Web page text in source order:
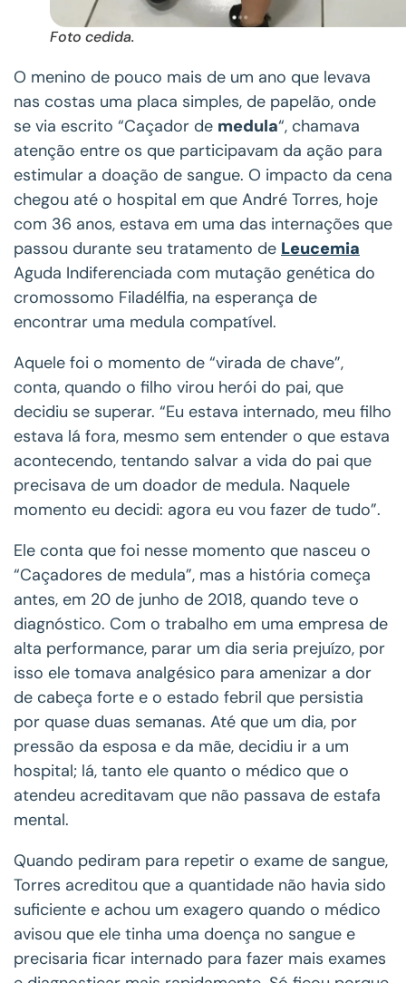
Foto cedida.
O menino de pouco mais de um ano que levava
nas costas uma placa simples, de papelão, onde
se via escrito “Caçador de medula“, chamava
atenção entre os que participavam da ação para
estimular a doação de sangue. O impacto da cena
chegou até o hospital em que André Torres, hoje
com 36 anos, estava em uma das internações que
passou durante seu tratamento de Leucemia
Aguda Indiferenciada com mutação genética do
cromossomo Filadélfia, na esperança de
encontrar uma medula compatível.
Aquele foi o momento de “virada de chave”,
conta, quando o filho virou herói do pai, que
decidiu se superar. “Eu estava internado, meu filho
estava lá fora, mesmo sem entender o que estava
acontecendo, tentando salvar a vida do pai que
precisava de um doador de medula. Naquele
momento eu decidi: agora eu vou fazer de tudo”.
Ele conta que foi nesse momento que nasceu o
“Caçadores de medula”, mas a história começa
antes, em 20 de junho de 2018, quando teve o
diagnóstico. Com o trabalho em uma empresa de
alta performance, parar um dia seria prejuízo, por
isso ele tomava analgésico para amenizar a dor
de cabeça forte e o estado febril que persistia
por quase duas semanas. Até que um dia, por
pressão da esposa e da mãe, decidiu ir a um
hospital; lá, tanto ele quanto o médico que o
atendeu acreditavam que não passava de estafa
mental.
Quando pediram para repetir o exame de sangue,
Torres acreditou que a quantidade não havia sido
suficiente e achou um exagero quando o médico
avisou que ele tinha uma doença no sangue e
precisaria ficar internado para fazer mais exames